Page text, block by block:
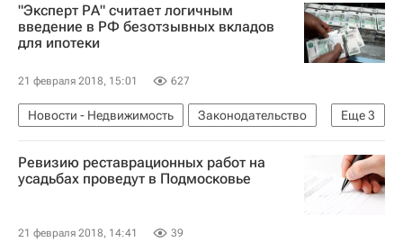
"Эксперт РА" считает логичным
введение в РФ безотзывных вкладов
для ипотеки
21 февраля 2018, 15:01 627
Еще3
Новости - Недвижимость
Законодательство
Ипотека
Банки Россия
Ревизию реставрационных работ на
усадьбах проведут в Подмосковье
21 февраля 2018, 14:41 39